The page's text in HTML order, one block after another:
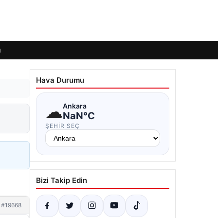
#19668
Hava Durumu
☁Ankara
NaN°C
ŞEHIR SEÇ
Bizi Takip Edin